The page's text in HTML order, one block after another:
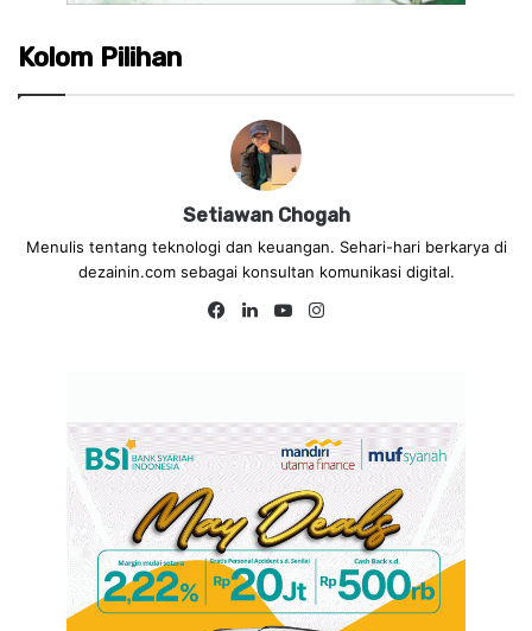
Kolom Pilihan
Setiawan Chogah
Menulis tentang teknologi dan keuangan. Sehari-hari berkarya di
dezainin.com sebagai konsultan komunikasi digital.
Fa
Lin
Yo